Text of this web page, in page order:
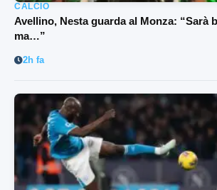
CALCIO
Avellino, Nesta guarda al Monza: “Sarà
ma…”
2h fa